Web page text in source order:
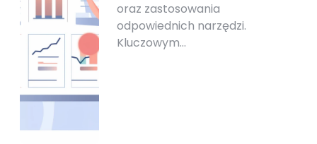
oraz zastosowania
odpowiednich narzędzi.
Kluczowym…